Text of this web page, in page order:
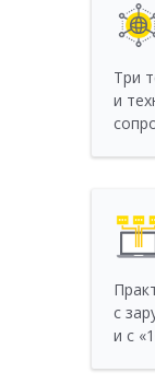
Три
и
с
и с